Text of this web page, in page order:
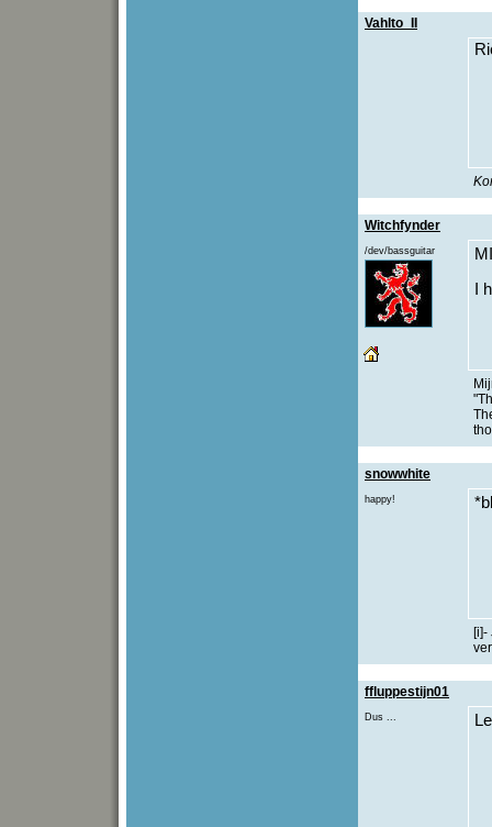
Vahlto_II
Witchfynder
/dev/bassguitar
I
snowwhite
happy!
ffluppestijn01
Dus ...